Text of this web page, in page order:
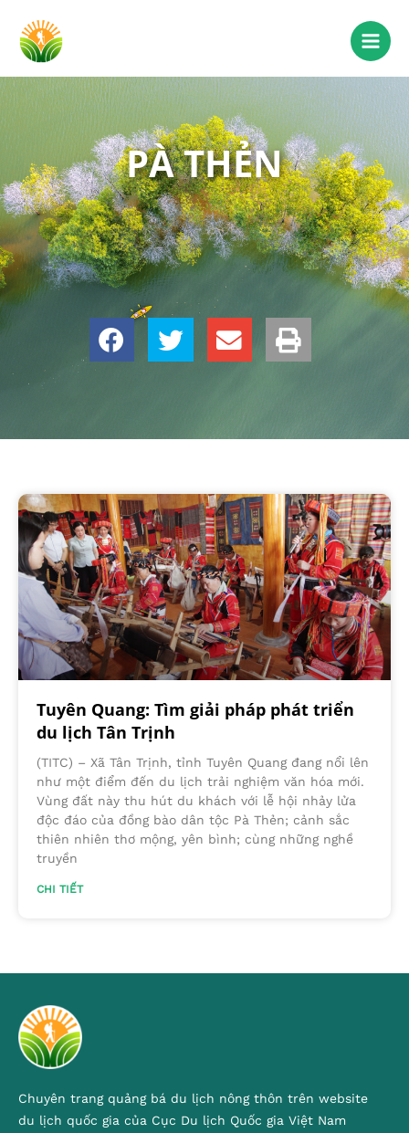
PÀ THẺN
Tuyên Quang: Tìm giải pháp phát triển
du lịch Tân Trịnh
(TITC) – Xã Tân Trịnh, tỉnh Tuyên Quang đang nổi lên
như một điểm đến du lịch trải nghiệm văn hóa mới.
Vùng đất này thu hút du khách với lễ hội nhảy lửa
độc đáo của đồng bào dân tộc Pà Thẻn; cảnh sắc
thiên nhiên thơ mộng, yên bình; cùng những nghề
truyền
CHI TIẾT
Chuyên trang quảng bá du lịch nông thôn trên website
du lịch quốc gia của Cục Du lịch Quốc gia Việt Nam